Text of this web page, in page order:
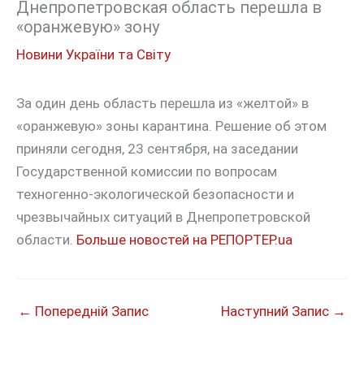
Днепропетровская область перешла в
«оранжевую» зону
Новини України та Світу
За один день область перешла из «желтой» в
«оранжевую» зоны карантина. Решение об этом
приняли сегодня, 23 сентября, на заседании
Государственной комиссии по вопросам
техногенно-экологической безопасности и
чрезвычайных ситуаций в Днепропетровской
области. Больше новостей на РЕПОРТЕР.ua
← Попередній Запис Наступний Запис →